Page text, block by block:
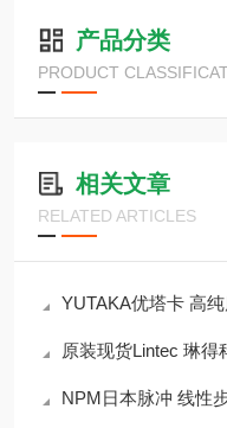
产品分类
PRODUCT
相关文章
RELATED ARTICLES
YUTAKA优塔卡 高纯度
原装现货Lintec 琳得
NPM日本脉冲 线性步进